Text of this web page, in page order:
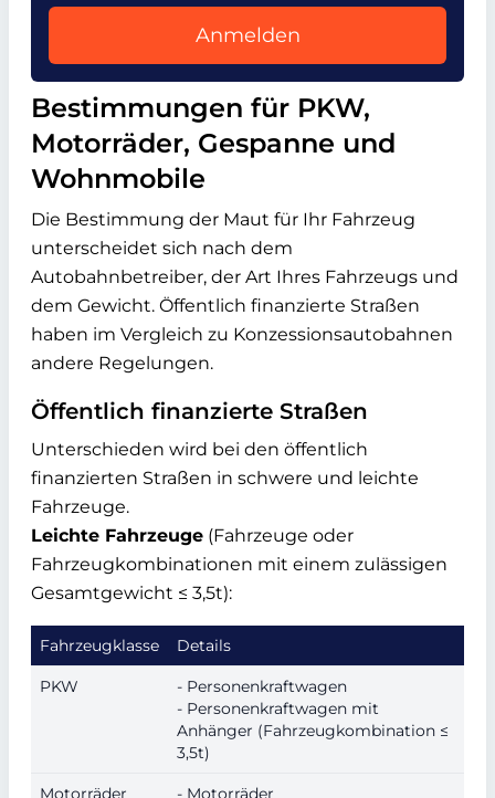
Anmelden
Bestimmungen für PKW,
Motorräder, Gespanne und
Wohnmobile
Die Bestimmung der Maut für Ihr Fahrzeug
unterscheidet sich nach dem
Autobahnbetreiber, der Art Ihres Fahrzeugs und
dem Gewicht. Öffentlich finanzierte Straßen
haben im Vergleich zu Konzessionsautobahnen
andere Regelungen.
Öffentlich finanzierte Straßen
Unterschieden wird bei den öffentlich
finanzierten Straßen in schwere und leichte
Fahrzeuge.
Leichte Fahrzeuge (Fahrzeuge oder
Fahrzeugkombinationen mit einem zulässigen
Gesamtgewicht ≤ 3,5t):
Fahrzeugklasse Details
PKW
- Personenkraftwagen
- Personenkraftwagen mit
Anhänger (Fahrzeugkombination ≤
3,5t)
Motorräder - Motorräder